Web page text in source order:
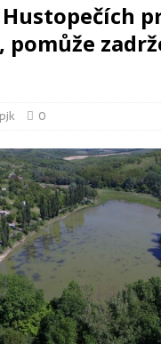
pomůže
pjk 0